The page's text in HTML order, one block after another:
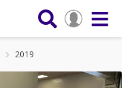
2019